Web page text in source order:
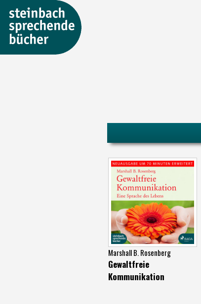
Marshall B. Rosenberg
Gewaltfreie
Kommunikation